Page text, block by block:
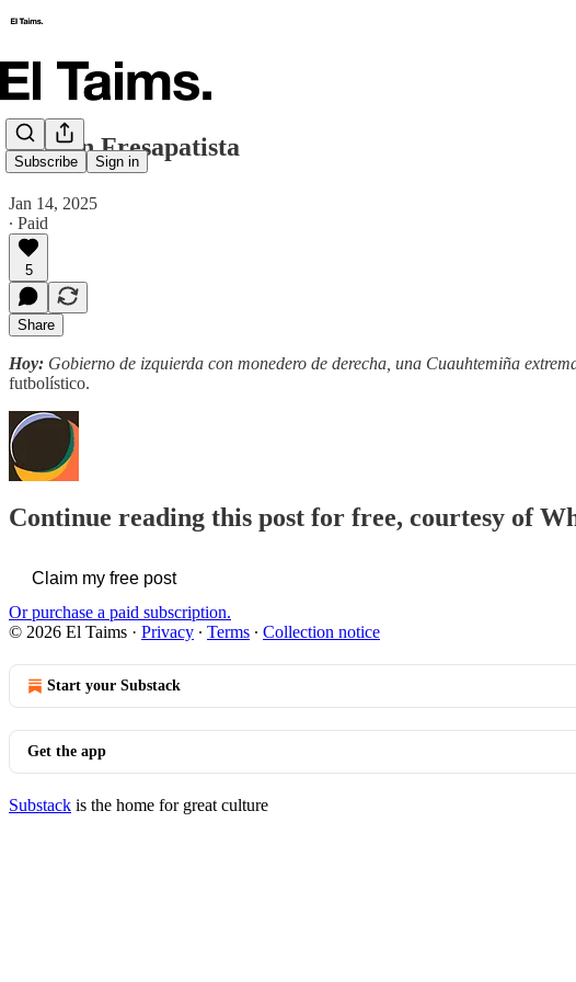
Subscribe Sign in
🗞️ Plan Fresapatista
Jan 14, 2025
∙ Paid
5
Share
Hoy: Gobierno de izquierda con monedero de derecha, una Cuauhtemiña
futbolístico.
Continue reading this post for free, courtesy of
Claim my free post
Or purchase a paid subscription.
© 2026 El Taims · Privacy ∙ Terms ∙ Collection notice
Start your Substack
Get the app
Substack is the home for great culture